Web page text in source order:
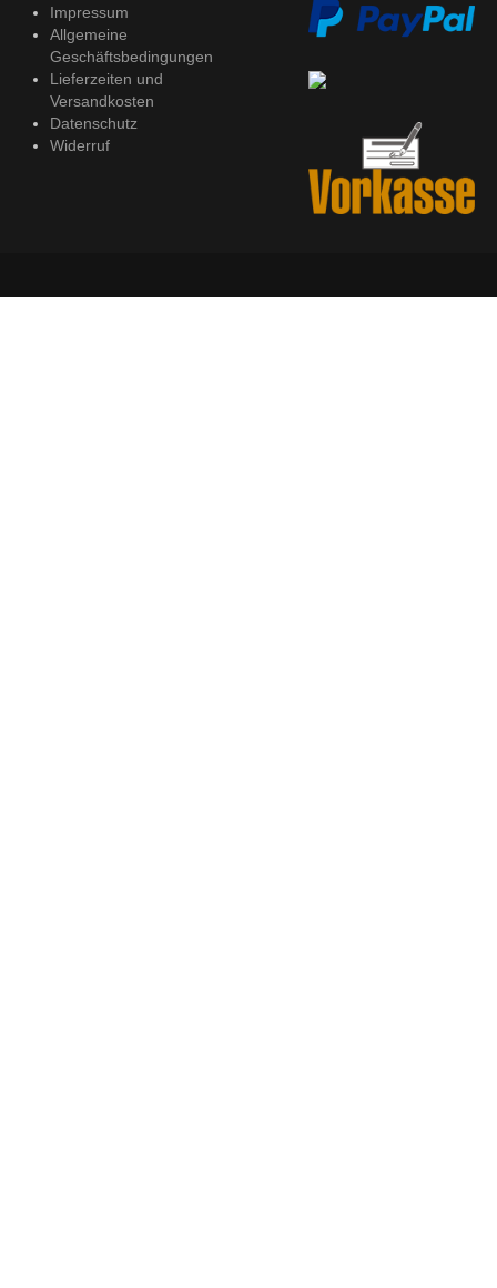
Impressum
Allgemeine
Geschäftsbedingungen
Lieferzeiten und
Versandkosten
Datenschutz
Widerruf